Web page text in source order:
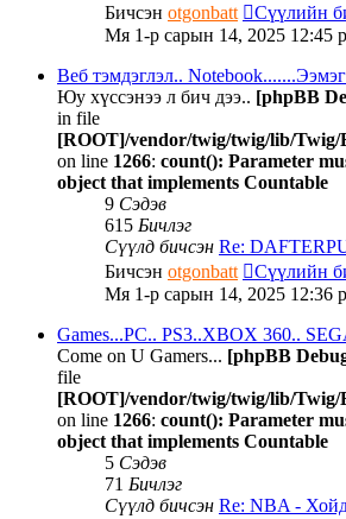
Бичсэн otgonbatt
Сүүлийн
Мя 1-р сарын 14, 2025 12:45
Веб тэмдэглэл..
Юу хүссэнээ л бич дээ.. [phpBB
in file
[ROOT]/vendor/twig/twig/lib/Twig/
on line 1266: count(): Parameter
object that implements Countable
9 Сэдэв
615 Бичлэг
Сүүлд бичсэн Re:
Бичсэн otgonbatt
Сүүлийн
Мя 1-р сарын 14, 2025 12:36
Games...PC.. PS3..XBOX 360..
Come on U Gamers... [phpBB
file
[ROOT]/vendor/twig/twig/lib/Twig/
on line 1266: count(): Parameter
object that implements Countable
5 Сэдэв
71 Бичлэг
Сүүлд бичсэн Re: NBA -